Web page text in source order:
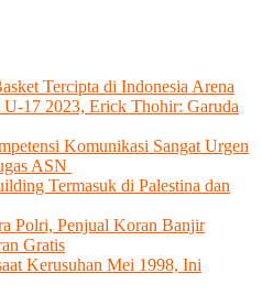
Tercipta di Indonesia Arena
17 2023, Erick Thohir: Garuda
Komunikasi Sangat Urgen
ASN
Termasuk di Palestina dan
Polri, Penjual Koran Banjir
Gratis
Kerusuhan Mei 1998, Ini